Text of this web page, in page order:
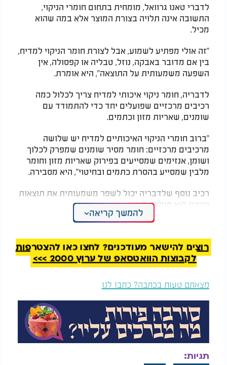
לדברי טאנו גרוואל, מומחית בתחום חומרי הניקוי,
התשובה אינה תלויה בצורת המוצר אלא במה שהוא
מכיל.
"זה אולי מפתיע לשמוע, אבל לצורת חומר הניקוי למדיח,
בין אם מדובר באבקה, נוזל, טבליה או קפסולה, אין
השפעה משמעותית על התוצאה", היא אומרת.
לדבריה, חומר ניקוי איכותי למדיח צריך לכלול כמה
רכיבים מרכזיים שפועלים יחד כדי להתמודד עם
שומנים, שאריות מזון וכתמים.
"ברוב חומרי הניקוי האיכותיים למדיח יש שלושה
מרכיבים מרכזיים: חומר מסיר שומנים שמפרק לכלוך
ושומן, אנזימים שמסייעים בפירוק שאריות מזון וחומר
מלבין שמסייע בהסרת כתמים ובחיטוי", היא מסבירה.
רכיב נוסף שלדבריה יכול לשפר משמעותית את תוצאות
הניקוי הוא חומצת לימון.
"חומצת לימון היא חומר ניקוי טבעי שמקורו בלימונים,
והיא הוכחה כיעילה במיוחד בהתמודדות עם מים
קשים", היא אומרת.
לדבריה, "חומצת הלימון היא זו שמסייעת להסיר את
העכירות מכלי הזכוכית, להעלים כתמי מים עיקשים
ולהשאיר את הכלים מבריקים ונקיים".
למה טבליות הפכו לכל כך פופולריות?
מלבד הנוחות, טבליות רבות משלבות בתוכן כמה סוגי
רכיבים במוצר אחד. כך המשתמש מקבל פתרון מוכן
להמשך קריאה
רוצים להישאר מעודכנים? לחצו כאן להצטרפות
לקבוצות הוואטסאפ של ערוץ 2000 >>>
מצאתם טעות בכתבה? כתבו לנו
תגיות: